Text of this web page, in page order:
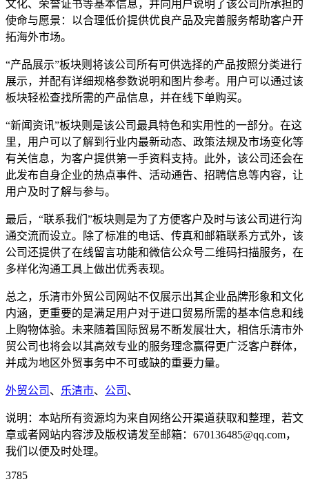
文化、荣誉证书等基本信息，并向用户说明了该公司所承担的
使命与愿景：以合理低价提供优良产品及完善服务帮助客户开
拓海外市场。
“产品展示”板块则将该公司所有可供选择的产品按照分类进行
展示，并配有详细规格参数说明和图片参考。用户可以通过该
板块轻松查找所需的产品信息，并在线下单购买。
“新闻资讯”板块则是该公司最具特色和实用性的一部分。在这
里，用户可以了解到行业内最新动态、政策法规及市场变化等
有关信息，为客户提供第一手资料支持。此外，该公司还会在
此发布自身企业的热点事件、活动通告、招聘信息等内容，让
用户及时了解与参与。
最后，“联系我们”板块则是为了方便客户及时与该公司进行沟
通交流而设立。除了标准的电话、传真和邮箱联系方式外，该
公司还提供了在线留言功能和微信公众号二维码扫描服务，在
多样化沟通工具上做出优秀表现。
总之，乐清市外贸公司网站不仅展示出其企业品牌形象和文化
内涵，更重要的是满足用户对于进口贸易所需的基本信息和线
上购物体验。未来随着国际贸易不断发展壮大，相信乐清市外
贸公司也将会以其高效专业的服务理念赢得更广泛客户群体，
并成为地区外贸事务中不可或缺的重要力量。
外贸公司 、 乐清市、 公司 、
说明：本站所有资源均为来自网络公开渠道获取和整理，若文
章或者网站内容涉及版权请发至邮箱：670136485@qq.com，
我们以便及时处理。
3785